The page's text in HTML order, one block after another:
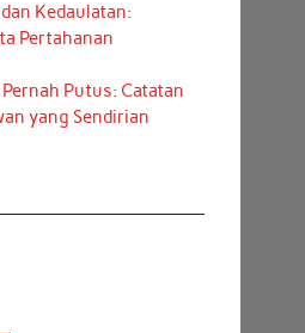
Kedaulatan:
Pertahanan
Putus: Catatan
yang Sendirian